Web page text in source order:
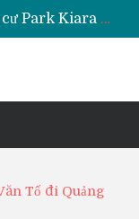
Taxi tải giá rẻ tại chung cư Park Kiara Hà Đông
Taxi tải giá rẻ tại chung cư Grande Park Phú Lãm
Tố đi Quảng